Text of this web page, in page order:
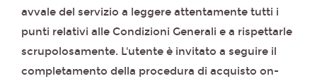
avvale del servizio a leggere attentamente tutti i
punti relativi alle Condizioni Generali e a rispettarle
scrupolosamente. L'utente è invitato a seguire il
completamento della procedura di acquisto on-